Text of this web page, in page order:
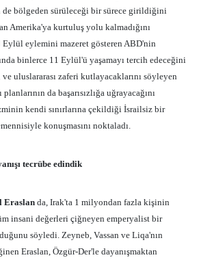
bölgeden sürüleceği bir sürece girildiğini
Amerika'ya kurtuluş yolu kalmadığını
Eylül eylemini mazeret gösteren ABD'nin
binlerce 11 Eylül'ü yaşamayı tercih edeceğini
uluslararası zaferi kutlayacaklarını söyleyen
da başarısızlığa uğrayacağını
kendi sınırlarına çekildiği İsrailsiz bir
konuşmasını noktaladı.
tecrübe edindik
Eraslanda, Irak'ta 1 milyondan fazla kişinin
insani değerleri çiğneyen emperyalist bir
söyledi. Zeyneb, Vassan ve Liqa'nın
Eraslan, Özgür-Der'le dayanışmaktan